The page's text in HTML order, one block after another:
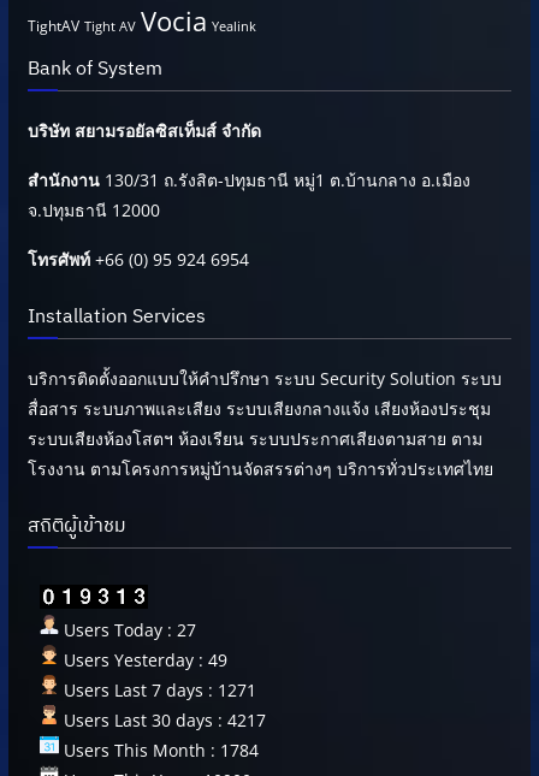
TightAV Tight AV Vocia Yealink
Bank of System
บริษัท สยามรอยัลซิสเท็มส์ จำกัด
สำนักงาน130/31 ถ.รังสิต-ปทุมธานี หมู่1 ต.บ้านกลาง อ.เมือง
จ.ปทุมธานี 12000
โทรศัพท์+66 (0) 95 924 6954
Installation Services
บริการติดตั้งออกแบบให้คำปรึกษา ระบบ Security Solution ระบบ
สื่อสาร ระบบภาพและเสียง ระบบเสียงกลางแจ้ง เสียงห้องประชุม
ระบบเสียงห้องโสตฯ ห้องเรียน ระบบประกาศเสียงตามสาย ตาม
โรงงาน ตามโครงการหมู่บ้านจัดสรรต่างๆ บริการทั่วประเทศไทย
สถิติผู้เข้าชม
Users Today : 27
Users Yesterday : 49
Users Last 7 days : 1271
Users Last 30 days : 4217
Users This Month : 1784